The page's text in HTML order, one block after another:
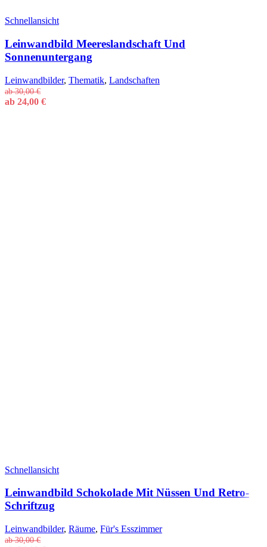
Schnellansicht
Leinwandbild Meereslandschaft Und
Sonnenuntergang
Leinwandbilder, Thematik, Landschaften
ab30,00€
ab 24,00 €
Schnellansicht
Leinwandbild Schokolade Mit Nüssen Und Retro-
Schriftzug
Leinwandbilder, Räume, Für's Esszimmer
ab30,00€